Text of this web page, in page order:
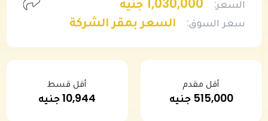
السعر:
سعر السوق: السعر بمقر الشركة
أقل مقدم
515,000 جنيه
أقل قسط
10,944 جنيه